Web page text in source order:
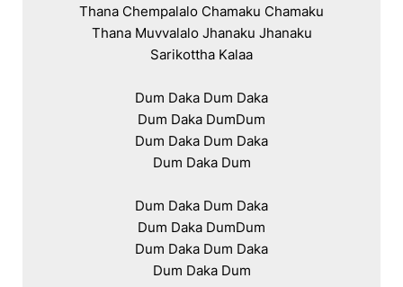
Thana Chempalalo Chamaku Chamaku
Thana Muvvalalo Jhanaku Jhanaku
Sarikottha Kalaa
Dum Daka Dum Daka
Dum Daka DumDum
Dum Daka Dum Daka
Dum Daka Dum
Dum Daka Dum Daka
Dum Daka DumDum
Dum Daka Dum Daka
Dum Daka Dum